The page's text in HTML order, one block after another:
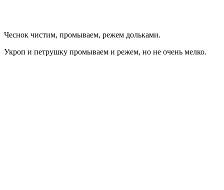
Чеснок чистим, промываем, режем дольками.
Укроп и петрушку промываем и режем, но не очень мелко.